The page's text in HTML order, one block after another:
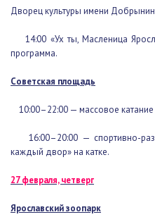
Дворец культуры имени
14:00 «Ух ты, Масленица
Концертная программа.
Советская площадь
10:00–22:00 — массовое
16:00–20:00 — спортивно-
каждый двор» на катке.
27 февраля, четверг
Ярославский зоопарк